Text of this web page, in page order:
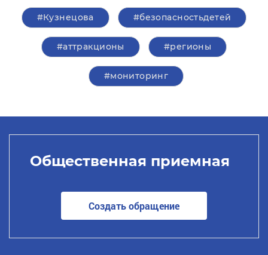
#Кузнецова #безопасностьдетей
#аттракционы #регионы
#мониторинг
Общественная приемная
Создать обращение